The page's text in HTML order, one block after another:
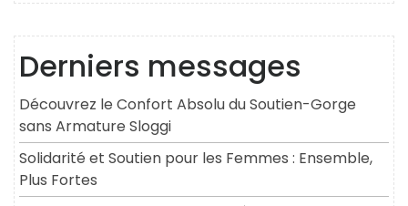
Derniers messages
Découvrez le Confort Absolu du Soutien-Gorge
sans Armature Sloggi
Solidarité et Soutien pour les Femmes : Ensemble,
Plus Fortes